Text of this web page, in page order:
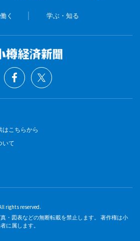
く 学ぶ・知る
はこちらから
いて
rights reserved.
・図表などの無断転載を禁止します。 著作権は小
に属します。